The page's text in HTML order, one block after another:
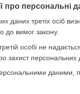
про персональні
даних третіх осіб
до вимог закону.
особі не
захист